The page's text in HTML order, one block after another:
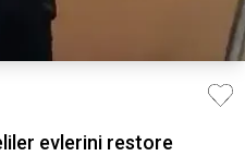
evlerini restore